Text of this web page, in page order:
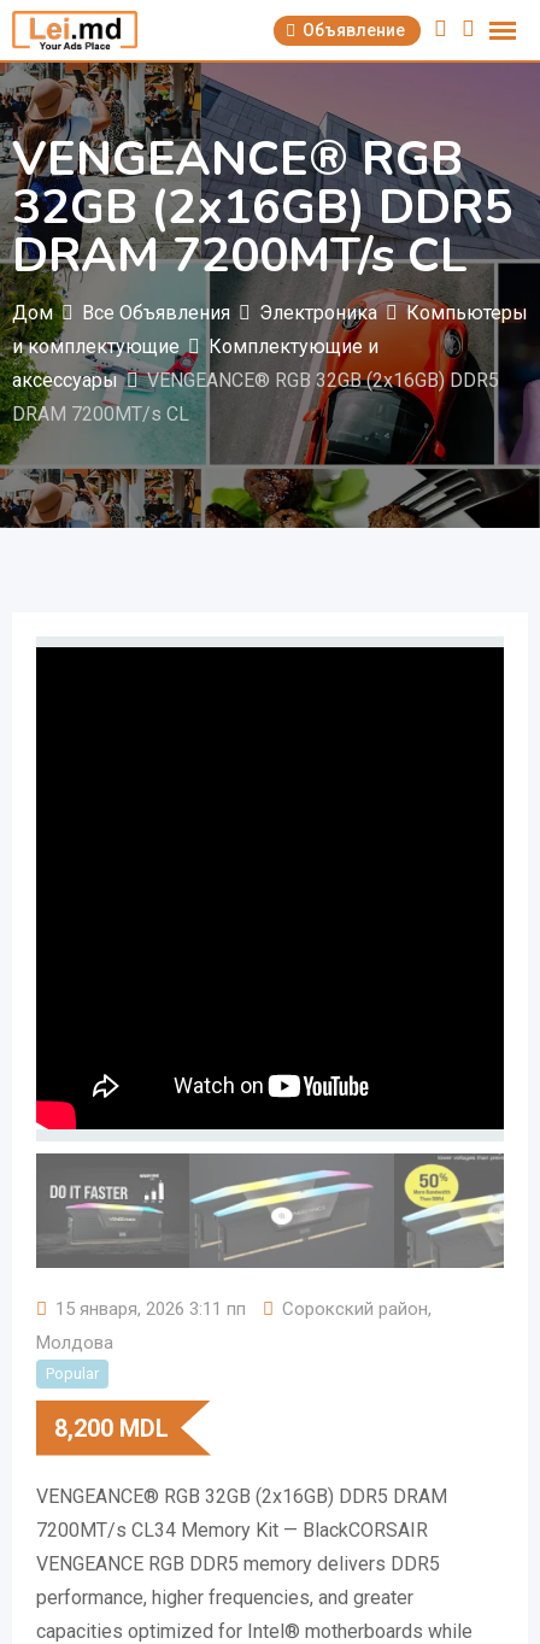
Перейти
содержимому
Объявление
VENGEANCE® RGB
32GB (2x16GB) DDR5
DRAM 7200MT/s CL
Дом Все Объявления Электроника
Компьютеры
и комплектующие
Комплектующие и
аксессуары
VENGEANCE® RGB 32GB (2x16GB) DDR5
DRAM 7200MT/s CL
15 января, 2026 3:11 пп Сорокский район,
Молдова
Popular
8,200 MDL
VENGEANCE® RGB 32GB (2x16GB) DDR5 DRAM
7200MT/s CL34 Memory Kit — BlackCORSAIR
VENGEANCE RGB DDR5 memory delivers DDR5
performance, higher frequencies, and greater
capacities optimized for Intel® motherboards while